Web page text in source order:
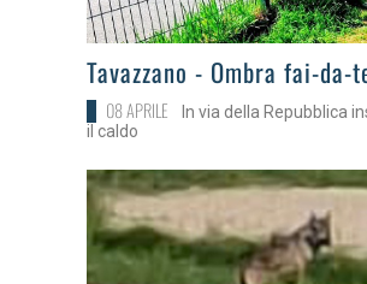
>
Tavazzano - Ombra fai-da-
08 APRILE
In via della Repubblica
il caldo